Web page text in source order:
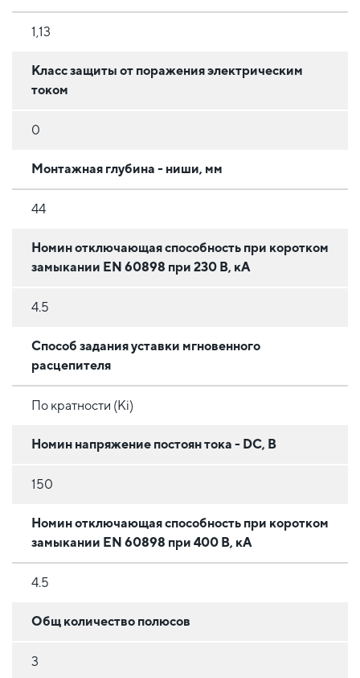
1,13
Класс защиты от поражения электрическим
током
0
Монтажная глубина - ниши, мм
44
Номин отключающая способность при коротком
замыкании EN 60898 при 230 В, кА
4.5
Способ задания уставки мгновенного
расцепителя
По кратности (Ki)
Номин напряжение постоян тока - DC, В
150
Номин отключающая способность при коротком
замыкании EN 60898 при 400 В, кА
4.5
Общ количество полюсов
3